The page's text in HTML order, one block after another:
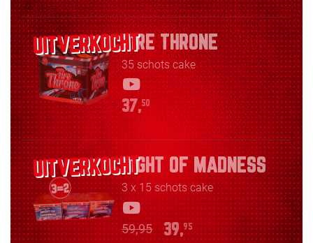
FIRE THRONE
35 schots cake
37,50
NIGHT OF MADNESS
3 x 15 schots cake
59,95 39,95